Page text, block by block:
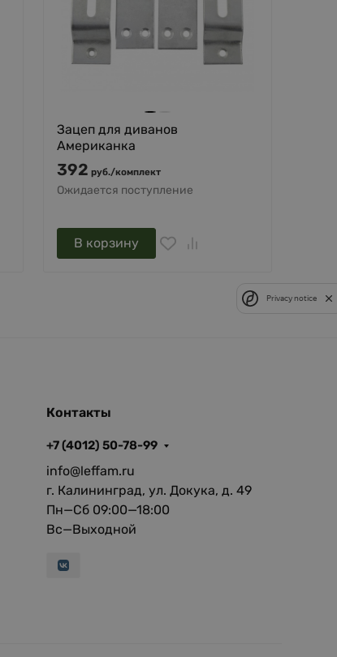
Зацеп для диванов
Американка
392 руб./комплект
Ожидается поступление
В корзину
Контакты
+7 (4012) 50-78-99
info@leffam.ru
г. Калининград, ул. Докука, д. 49
Пн—Сб 09:00—18:00
Вс—Выходной
Privacy notice